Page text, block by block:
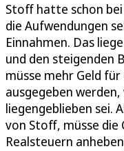
Stoff hatte schon
die Aufwendungen
Einnahmen. Das
und den steigenden
müsse mehr Geld
ausgegeben werden,
liegengeblieben sei.
von Stoff, müsse die
Realsteuern